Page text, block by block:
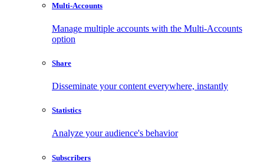
Multi-Accounts
Manage multiple accounts with the Multi-Accounts
option
Share
Disseminate your content everywhere, instantly
Statistics
Analyze your audience's behavior
Subscribers